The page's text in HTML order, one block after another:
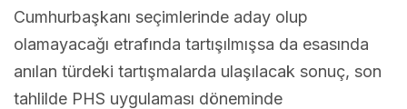
Cumhurbaşkanı seçimlerinde aday olup
olamayacağı etrafında tartışılmışsa da esasında
anılan türdeki tartışmalarda ulaşılacak sonuç, son
tahlilde PHS uygulaması döneminde